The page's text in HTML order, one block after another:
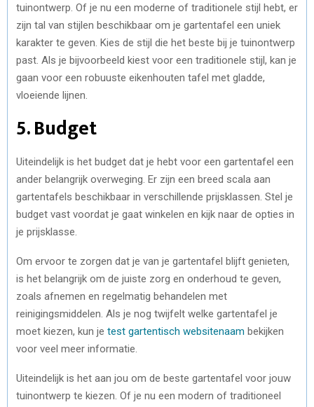
tuinontwerp. Of je nu een moderne of traditionele stijl hebt, er
zijn tal van stijlen beschikbaar om je gartentafel een uniek
karakter te geven. Kies de stijl die het beste bij je tuinontwerp
past. Als je bijvoorbeeld kiest voor een traditionele stijl, kan je
gaan voor een robuuste eikenhouten tafel met gladde,
vloeiende lijnen.
5. Budget
Uiteindelijk is het budget dat je hebt voor een gartentafel een
ander belangrijk overweging. Er zijn een breed scala aan
gartentafels beschikbaar in verschillende prijsklassen. Stel je
budget vast voordat je gaat winkelen en kijk naar de opties in
je prijsklasse.
Om ervoor te zorgen dat je van je gartentafel blijft genieten,
is het belangrijk om de juiste zorg en onderhoud te geven,
zoals afnemen en regelmatig behandelen met
reinigingsmiddelen. Als je nog twijfelt welke gartentafel je
moet kiezen, kun je test gartentisch websitenaam bekijken
voor veel meer informatie.
Uiteindelijk is het aan jou om de beste gartentafel voor jouw
tuinontwerp te kiezen. Of je nu een modern of traditioneel